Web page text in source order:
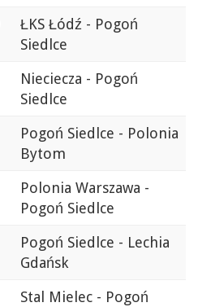
ŁKS Łódź - Pogoń
Siedlce
Nieciecza - Pogoń
Siedlce
Pogoń Siedlce - Polonia
Bytom
Polonia Warszawa -
Pogoń Siedlce
Pogoń Siedlce - Lechia
Gdańsk
Stal Mielec - Pogoń